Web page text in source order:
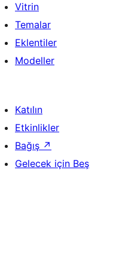
Vitrin
Temalar
Eklentiler
Modeller
Katılın
Etkinlikler
Bağış ↗
Gelecek için Beş